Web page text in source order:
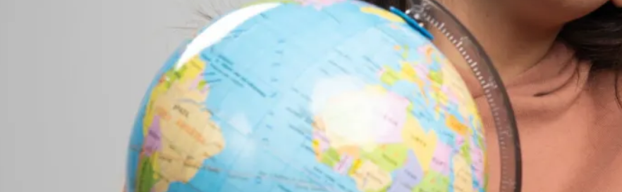
voyage, de créer quelque chose, de
changer de vie ou simplement de se sentir
dès que tu envisages le
changement
…L’anxiété arrive ? Est-ce
Et si je me trompais ?
Et si je n’étais pas capable ?
Et si je n’arrivais jamais à construire la
vie que j’ai en tête ?